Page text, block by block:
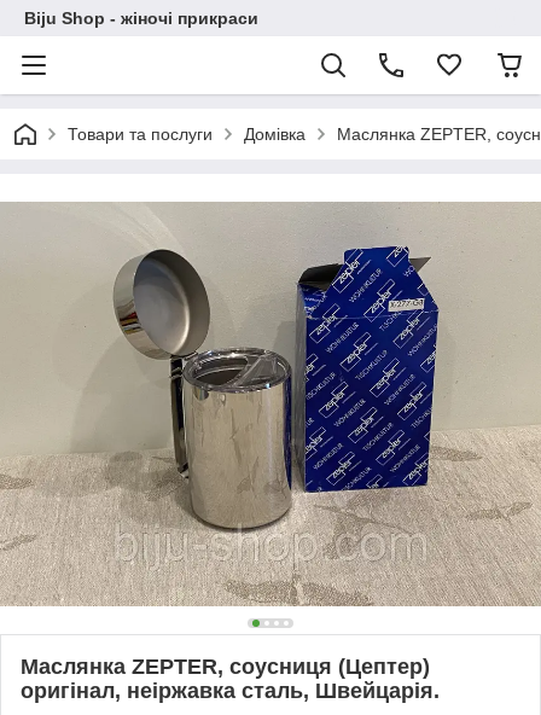
Biju Shop - жіночі прикраси
Товари та послуги Домівка Маслянка ZEPTER,
Маслянка ZEPTER, соусниця (Цептер)
оригінал, неіржавка сталь, Швейцарія.